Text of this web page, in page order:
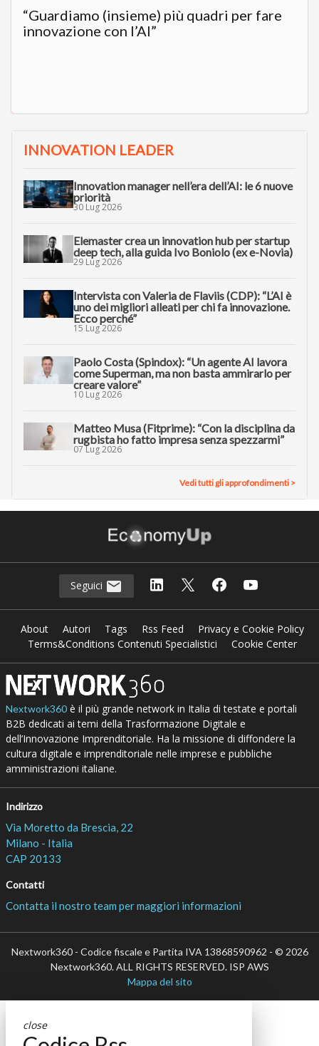
“Guardiamo (insieme) più quadri per fare
innovazione con l’AI”
INNOVATION LEADER
Innovation manager nell’era dell’AI: le 6 nuove
priorità
30 Lug 2026
Elemaster crea un innovation hub per startup
deep tech, alla guida Ivo Boniolo (ex e-Novia)
29 Lug 2026
Intervista con Valeria de Flaviis (CDP): “L’AI è
uno dei migliori alleati per chi fa innovazione.
Ecco perché”
15 Lug 2026
Paolo Costa (Spindox): “Un agente AI lavora
come Superman, ma non basta ammirarlo per
creare valore”
10 Lug 2026
Matteo Musa (Fitprime): “Con la disciplina da
rugbista ho fatto impresa senza spezzarmi”
07 Lug 2026
Vedi tutti gli approfondimenti >
Seguici
About Autori Tags Rss Feed
Privacy e Cookie Policy
Terms&Conditions Contenuti Specialistici
Cookie Center
Nextwork360è il più grande network in Italia di testate e portali
B2B dedicati ai temi della Trasformazione Digitale e
dell’Innovazione Imprenditoriale. Ha la missione di diffondere la
cultura digitale e imprenditoriale nelle imprese e pubbliche
amministrazioni italiane.
Indirizzo
Via Moretto da Brescia, 22
Milano - Italia
CAP 20133
Contatti
Contatta il nostro team per maggiori informazioni
Nextwork360 - Codice fiscale e Partita IVA 13868590962 - © 2026
Nextwork360. ALL RIGHTS RESERVED. ISP AWS
Mappa del sito
close